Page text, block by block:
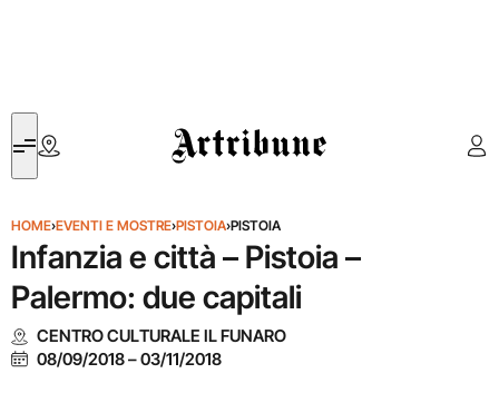
Artribune
HOME›EVENTI E MOSTRE›PISTOIA›PISTOIA
Infanzia e città – Pistoia –
Palermo: due capitali
CENTRO CULTURALE IL FUNARO
08/09/2018–03/11/2018